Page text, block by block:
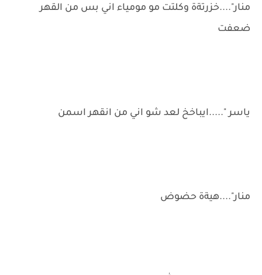
منار"....خزرتةة وكلتت مو مومياء اني بس من القهر
ضعفت
ياسر ".....ايباخخ لعد شو اني من انقهر اسمن
منار"....هيةة حضوض